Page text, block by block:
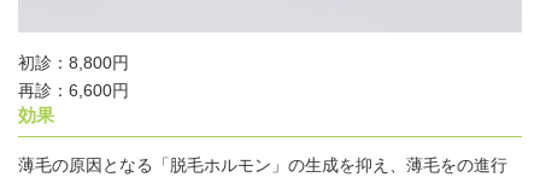
初診：8,800円
再診：6,600円
効果
薄毛の原因となる「脱毛ホルモン」の生成を抑え、薄毛をの進行